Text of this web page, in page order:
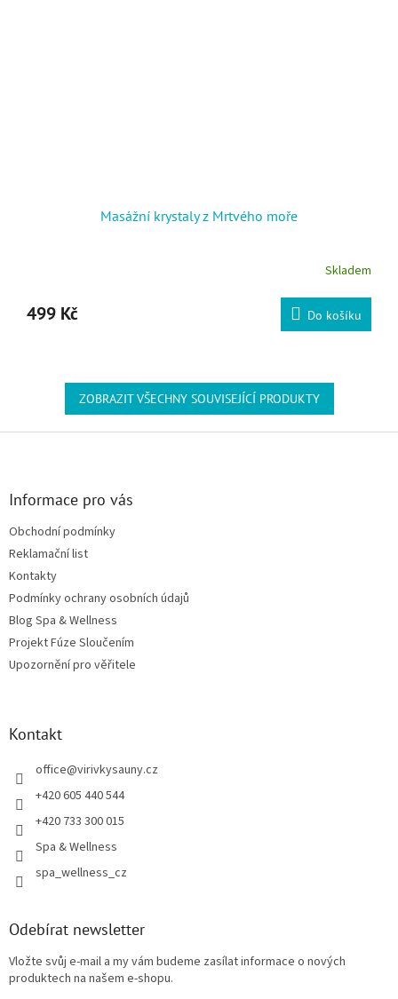
Masážní krystaly z Mrtvého moře
Skladem
499 Kč Do košíku
ZOBRAZIT VŠECHNY SOUVISEJÍCÍ PRODUKTY
Zápatí
Informace pro vás
Obchodní podmínky
Reklamační list
Kontakty
Podmínky ochrany osobních údajů
Blog Spa & Wellness
Projekt Fúze Sloučením
Upozornění pro věřitele
Kontakt
office@virivkysauny.cz
+420 605 440 544
+420 733 300 015
Spa & Wellness
spa_wellness_cz
Odebírat newsletter
Vložte svůj e-mail a my vám budeme zasílat informace o nových
produktech na našem e-shopu.